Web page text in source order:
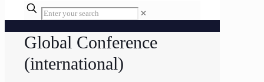
✕
Global Conference
(international)